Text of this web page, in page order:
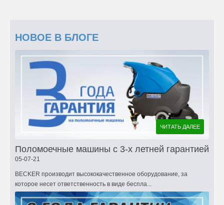
НОВОЕ В БЛОГЕ
ЧИТАТЬ ДАЛЕЕ
Поломоечные машины с 3-х летней гарантией
05-07-21
BECKER производит высококачественное оборудование, за
которое несет ответственность в виде беспла...